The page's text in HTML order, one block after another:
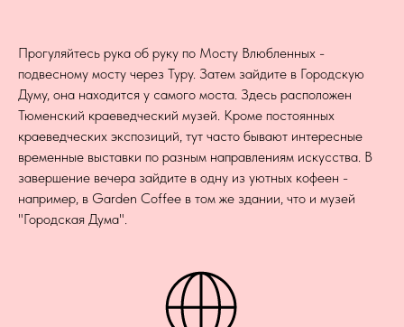
Прогуляйтесь рука об руку по Мосту Влюбленных -
подвесному мосту через Туру. Затем зайдите в Городскую
Думу, она находится у самого моста. Здесь расположен
Тюменский краеведческий музей. Кроме постоянных
краеведческих экспозиций, тут часто бывают интересные
временные выставки по разным направлениям искусства. В
завершение вечера зайдите в одну из уютных кофеен -
например, в Garden Coffee в том же здании, что и музей
"Городская Дума".